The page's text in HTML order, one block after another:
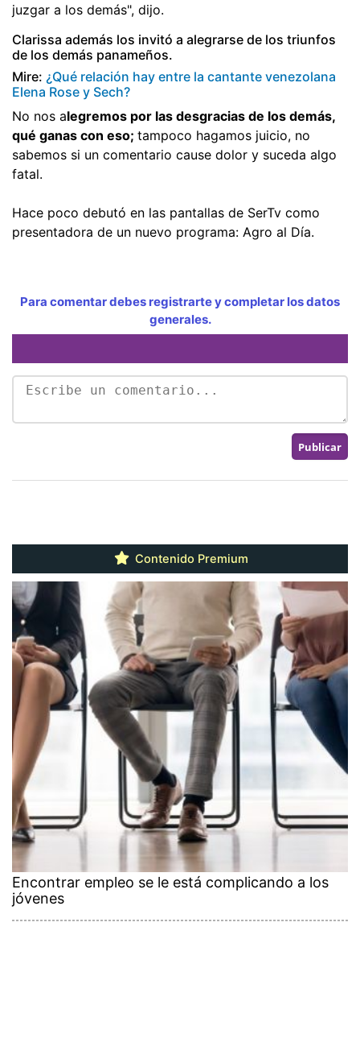
juzgar a los demás", dijo.
Clarissa además los invitó a alegrarse de los triunfos
de los demás panameños.
Mire: ¿Qué relación hay entre la cantante venezolana
Elena Rose y Sech?
No nos alegremos por las desgracias de los demás,
qué ganas con eso; tampoco hagamos juicio, no
sabemos si un comentario cause dolor y suceda algo
fatal.
Hace poco debutó en las pantallas de SerTv como
presentadora de un nuevo programa: Agro al Día.
Para comentar debes registrarte y completar los datos
generales.
Contenido Premium
Encontrar empleo se le está complicando a los
jóvenes